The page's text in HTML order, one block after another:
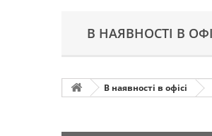
В НАЯВНОСТІ В
В наявності в офісі